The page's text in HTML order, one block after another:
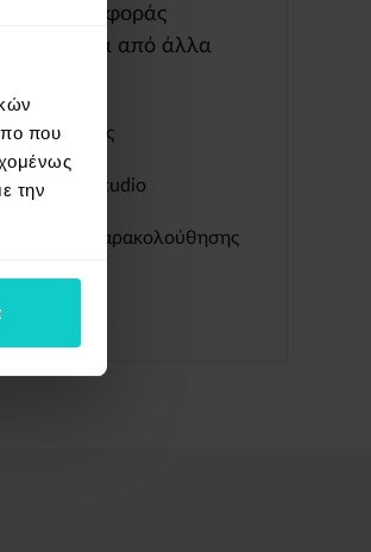
που
την
αναφοράς
δεδομένα από άλλα
αναφορές
Looker Studio
κώδικας παρακολούθησης